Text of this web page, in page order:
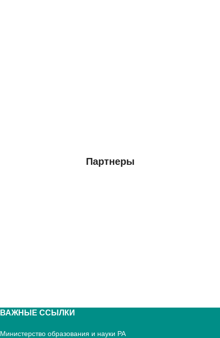
Партнеры
ВАЖНЫЕ ССЫЛКИ
Министерство образования и науки РА